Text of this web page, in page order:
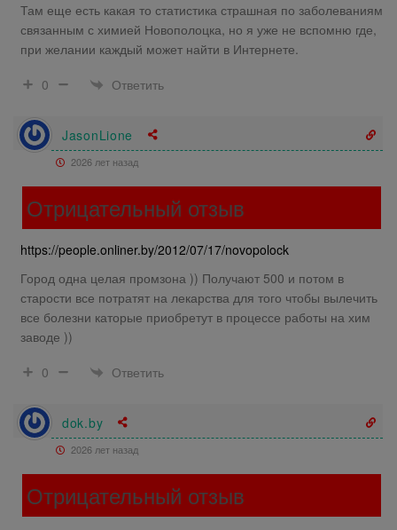
Там еще есть какая то статистика страшная по заболеваниям
связанным с химией Новополоцка, но я уже не вспомню где,
при желании каждый может найти в Интернете.
0
Ответить
JasonLione
2026 лет назад
Отрицательный отзыв
https://people.onliner.by/2012/07/17/novopolock
Город одна целая промзона )) Получают 500 и потом в
старости все потратят на лекарства для того чтобы вылечить
все болезни каторые приобретут в процессе работы на хим
заводе ))
0
Ответить
dok.by
2026 лет назад
Отрицательный отзыв